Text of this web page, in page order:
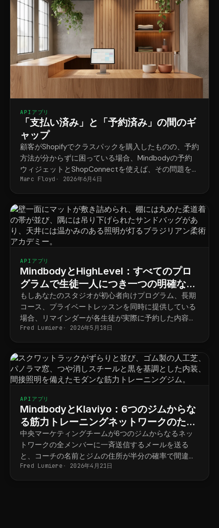
APIアプリ
「支払い済み」と「予約済み」の間のギ
ャップ
顧客がShopifyでクラスパックを購入したものの、予約
方法が分からずに困っている場合、Mindbodyの予約
ウィジェットとShopConnectを使えば、その問題を解
決できます。
Marc Floyd 2026年6月4日
APIアプリ
MindbodyとHighLevel：すべてのプロ
グラムで生徒一人につき一つの明確なス
ケジュール
もしあなたのスタジオが初心者向けプログラム、長期
コース、プライベートレッスンを同時に提供している
場合、リマインダーが各生徒が実際に予約した内容と
最終的に一致するようにするには、以下の手順を踏む
必要があります。
Fred Lumiere 2026年5月18日
APIアプリ
MindbodyとKlaviyo：6つのジムからな
る筋力トレーニングネットワークのため
の拠点別マーケティング
中央マーケティングチームが6つのジムからなるネッ
トワークの全メンバーに一斉送信するメールを送る
と、コーチの名前とジムの住所が半分の確率で間違っ
てしまう。
Fred Lumiere 2026年4月21日